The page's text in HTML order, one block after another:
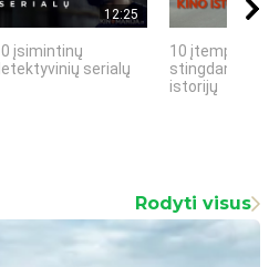
12:25
įsimintinų
serialų
10 įtemptų,
stingdančių
istorijų
Rodyti visus